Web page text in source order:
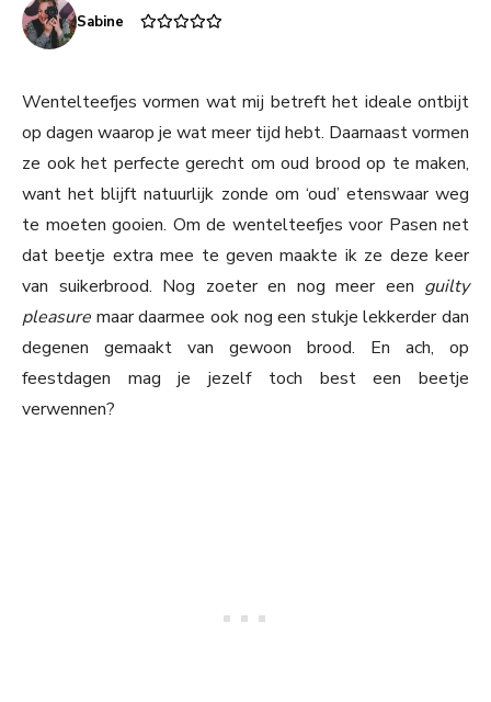
Sabine
Wentelteefjes vormen wat mij betreft het ideale ontbijt
op dagen waarop je wat meer tijd hebt. Daarnaast vormen
ze ook het perfecte gerecht om oud brood op te maken,
want het blijft natuurlijk zonde om ‘oud’ etenswaar weg
te moeten gooien. Om de wentelteefjes voor Pasen net
dat beetje extra mee te geven maakte ik ze deze keer
van suikerbrood. Nog zoeter en nog meer een guilty
pleasure maar daarmee ook nog een stukje lekkerder dan
degenen gemaakt van gewoon brood. En ach, op
feestdagen mag je jezelf toch best een beetje
verwennen?